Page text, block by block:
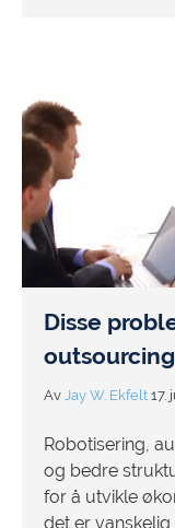
Disse
Av Jay W. Ekfelt 17.
Robotisering,
og bedre
for å utvikle
det er